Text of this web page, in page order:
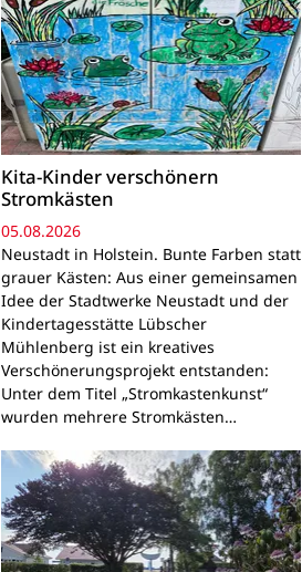
Kita-Kinder verschönern
Stromkästen
05.08.2026
Neustadt in Holstein. Bunte Farben statt
grauer Kästen: Aus einer gemeinsamen
Idee der Stadtwerke Neustadt und der
Kindertagesstätte Lübscher
Mühlenberg ist ein kreatives
Verschönerungsprojekt entstanden:
Unter dem Titel „Stromkastenkunst“
wurden mehrere Stromkästen…